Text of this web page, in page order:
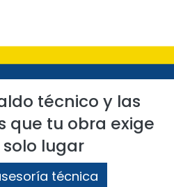
técnico y las
que tu obra exige
lugar
técnica